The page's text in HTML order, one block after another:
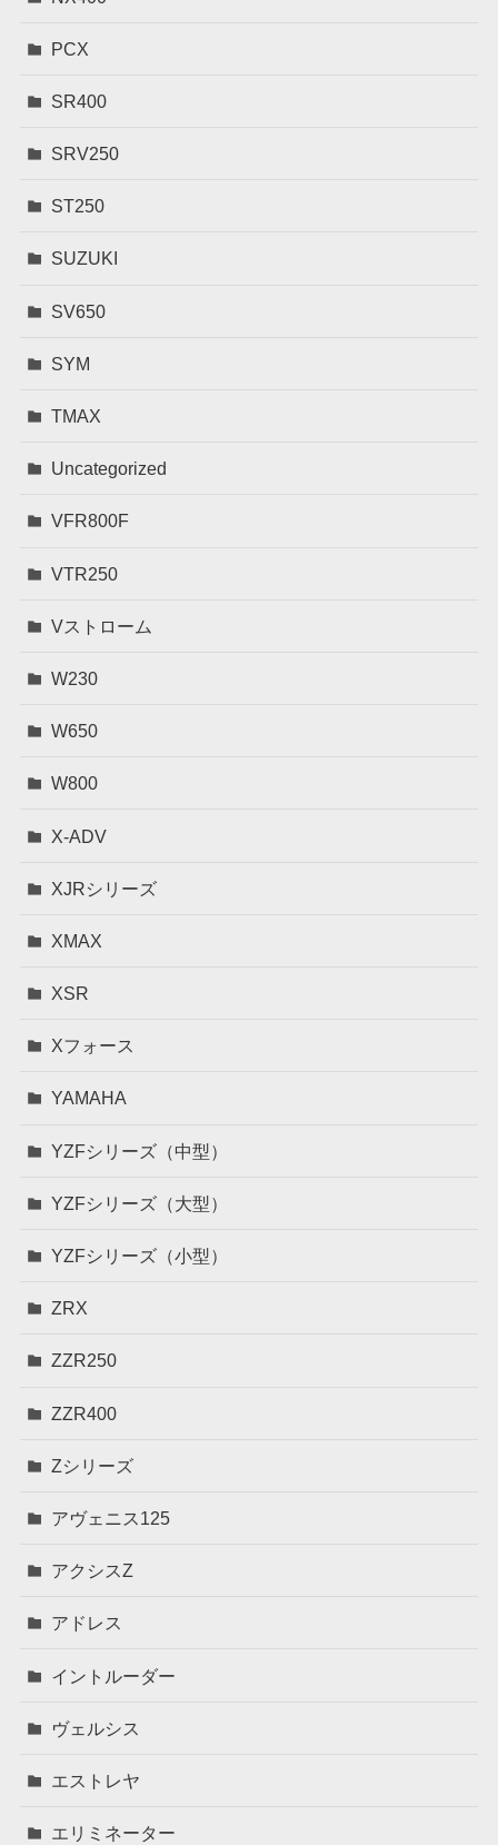
PCX
SR400
SRV250
ST250
SUZUKI
SV650
SYM
TMAX
Uncategorized
VFR800F
VTR250
Vストローム
W230
W650
W800
X-ADV
XJRシリーズ
XMAX
XSR
Xフォース
YAMAHA
YZFシリーズ（中型）
YZFシリーズ（大型）
YZFシリーズ（小型）
ZRX
ZZR250
ZZR400
Zシリーズ
アヴェニス125
アクシスZ
アドレス
イントルーダー
ヴェルシス
エストレヤ
エリミネーター